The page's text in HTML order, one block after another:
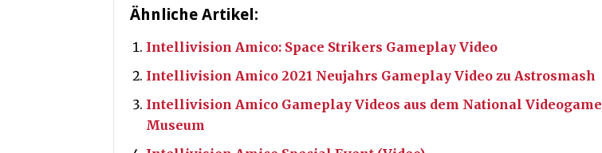
Ähnliche Artikel:
Intellivision Amico: Space Strikers Gameplay Video
Intellivision Amico 2021 Neujahrs Gameplay Video zu Astrosmash
Intellivision Amico Gameplay Videos aus dem National Videogame
Museum